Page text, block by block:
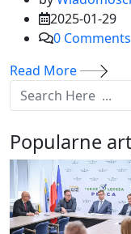
2025-01-29
0 Comments
Read More
Popularne